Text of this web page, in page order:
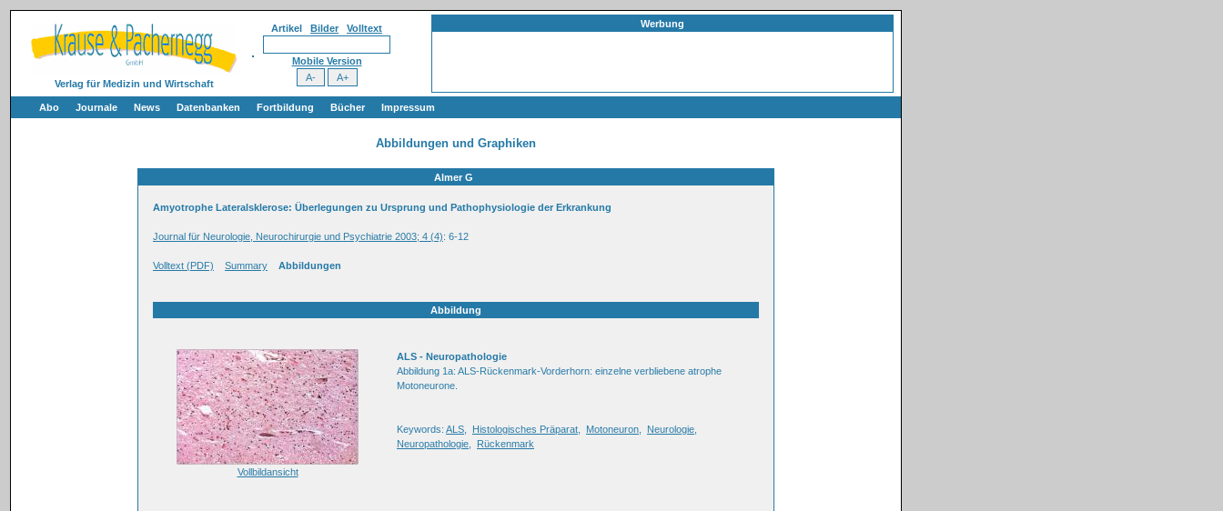
Verlag für Medizin und Wirtschaft
Artikel Bilder Volltext
Mobile Version
Werbung
Abo Journale News Datenbanken Fortbildung Bücher Impressum
Abbildungen und Graphiken
Almer G
Amyotrophe Lateralsklerose: Überlegungen zu Ursprung und Pathophysiologie der Erkrankung
Journal für Neurologie, Neurochirurgie und Psychiatrie 2003; 4 (4): 6-12
Volltext (PDF) Summary Abbildungen
Abbildung
Vollbildansicht
ALS - Neuropathologie
Abbildung 1a: ALS-Rückenmark-Vorderhorn: einzelne verbliebene atrophe
Motoneurone.
Keywords: ALS Histologisches Präparat Motoneuron Neurologie
Neuropathologie
Rückenmark